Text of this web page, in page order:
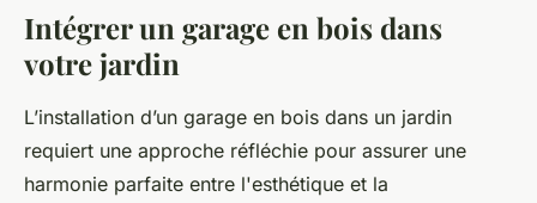
Intégrer un garage en bois dans
votre jardin
L’installation d’un garage en bois dans un jardin
requiert une approche réfléchie pour assurer une
harmonie parfaite entre l'esthétique et la